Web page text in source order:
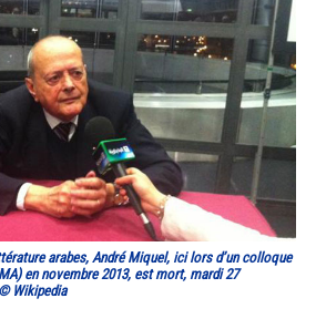
arabes, André Miquel, ici lors d’un colloque
en novembre 2013, est mort, mardi 27
Wikipedia